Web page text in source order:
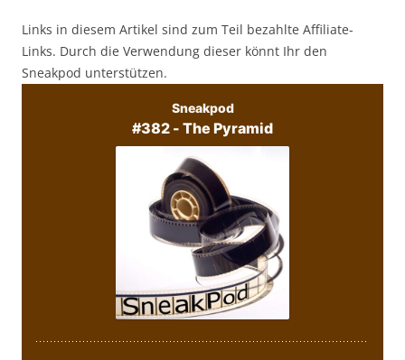
Links in diesem Artikel sind zum Teil bezahlte Affiliate-
Links. Durch die Verwendung dieser könnt Ihr den
Sneakpod unterstützen.